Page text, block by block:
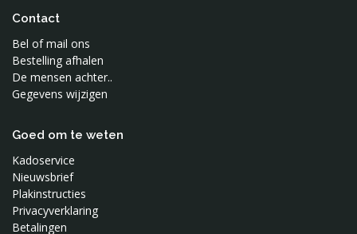
Contact
Bel of mail ons
Bestelling afhalen
De mensen achter..
Gegevens wijzigen
Goed om te weten
Kadoservice
Nieuwsbrief
Plakinstructies
Privacyverklaring
Betalingen